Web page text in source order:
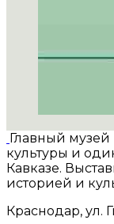
Главный
культуры и
Кавказе.
историей и
Краснодар, ул.